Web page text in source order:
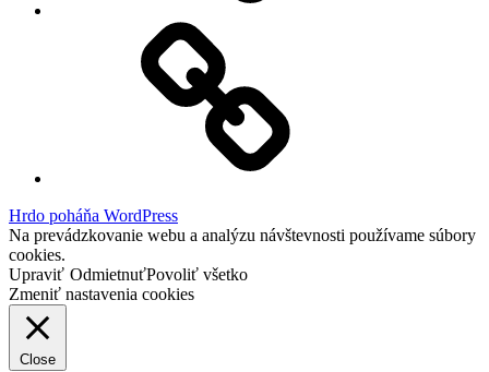
Hrdo poháňa WordPress
Na prevádzkovanie webu a analýzu návštevnosti používame súbory
cookies.
Upraviť OdmietnuťPovoliť všetko
Zmeniť nastavenia cookies
Close